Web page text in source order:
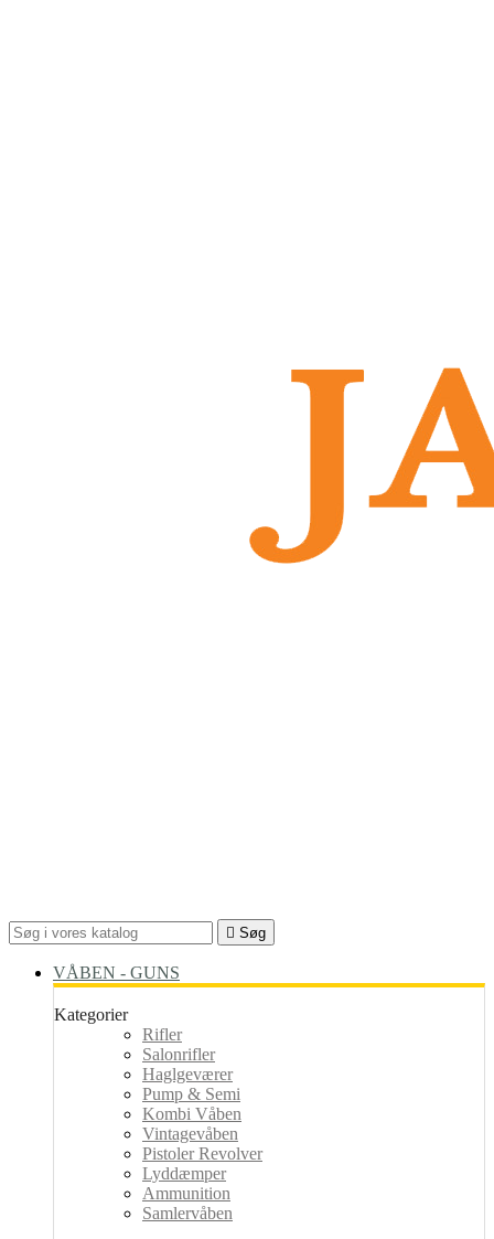
 Søg
VÅBEN - GUNS
Kategorier
Rifler
Salonrifler
Haglgeværer
Pump & Semi
Kombi Våben
Vintagevåben
Pistoler Revolver
Lyddæmper
Ammunition
Samlervåben